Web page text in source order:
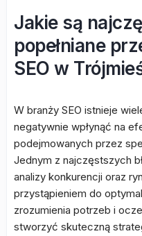
Jakie są
popełniane
SEO w
W branży SEO istnieje
negatywnie wpłynąć na
podejmowanych przez
Jednym z najczęstszych
analizy konkurencji oraz
przystąpieniem do
zrozumienia potrzeb i
stworzyć skuteczną